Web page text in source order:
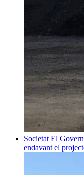
Societat El Govern
endavant el